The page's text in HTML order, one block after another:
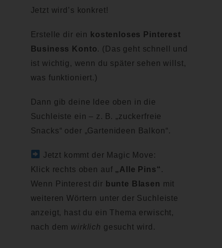
Jetzt wird’s konkret!
Erstelle dir ein kostenloses Pinterest
Business Konto. (Das geht schnell und
ist wichtig, wenn du später sehen willst,
was funktioniert.)
Dann gib deine Idee oben in die
Suchleiste ein – z. B. „zuckerfreie
Snacks“ oder „Gartenideen Balkon“.
Jetzt kommt der Magic Move:
Klick rechts oben auf „Alle Pins“ .
Wenn Pinterest dir bunte Blasen mit
weiteren Wörtern unter der Suchleiste
anzeigt, hast du ein Thema erwischt,
nach dem wirklich gesucht wird.